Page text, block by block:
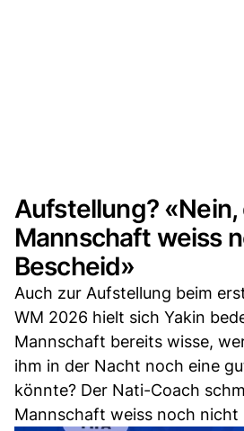
Aufstellung? «Nein,
Mannschaft weiss
Bescheid»
Auch zur Aufstellung beim
WM 2026 hielt sich Yakin
Mannschaft bereits wisse,
ihm in der Nacht noch eine
könnte? Der Nati-Coach
Mannschaft weiss noch nicht